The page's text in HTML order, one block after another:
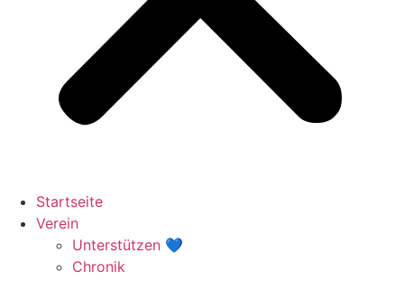
Startseite
Verein
Unterstützen 💙
Chronik